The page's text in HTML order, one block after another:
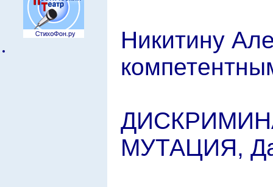
Никитину
МУТАЦИЯ,